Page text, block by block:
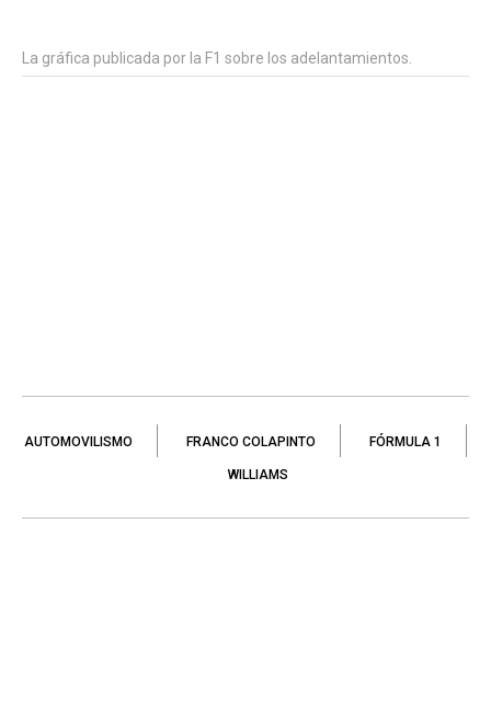
La gráfica publicada por la F1 sobre los adelantamientos.
AUTOMOVILISMO FRANCO COLAPINTO FÓRMULA 1
WILLIAMS